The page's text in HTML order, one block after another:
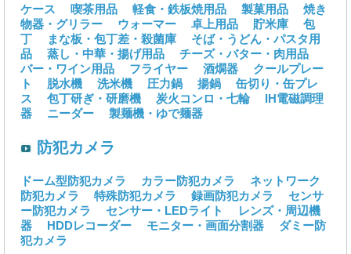
ケース
喫茶用品 軽食・鉄板焼用品 製菓用品
焼き
物器・グリラー
ウォーマー 卓上用品 貯米庫
包
丁
まな板・包丁差・殺菌庫
そば・うどん・パスタ用
品
蒸し・中華・揚げ用品
チーズ・バター・肉用品
バー・ワイン用品
フライヤー 酒燗器
クールプレー
ト
脱水機 洗米機 圧力鍋 揚鍋
缶切り・缶プレ
ス
包丁研ぎ・研磨機 炭火コンロ・七輪
IH電磁調理
器
ニーダー 製麺機・ゆで麺器
防犯カメラ
ドーム型防犯カメラ カラー防犯カメラ
ネットワーク
防犯カメラ
特殊防犯カメラ 録画防犯カメラ
センサ
ー防犯カメラ
センサー・LEDライト
レンズ・周辺機
器
HDDレコーダー モニター・画面分割器
ダミー防
犯カメラ